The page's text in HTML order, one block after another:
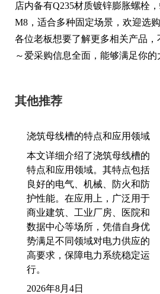
店内备有Q235材质镀锌膨胀螺栓
M8，适合多种固定场景，欢迎选购
各位老板想要了解更多相关产品
～爱采购信息全面，能够满足你的
其他推荐
浇筑母线槽的特点和应用领域
本文详细介绍了浇筑母线槽的
特点和应用领域。其特点包括
良好的电气、机械、防火和防
护性能。在应用上，广泛用于
商业建筑、工业厂房、医院和
数据中心等场所，凭借自身优
势满足不同领域对电力供应的
高要求，保障电力系统稳定运
行。
2026年8月4日